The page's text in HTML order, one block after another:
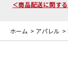
＜夏季休暇中のご
ホーム > アパレル >